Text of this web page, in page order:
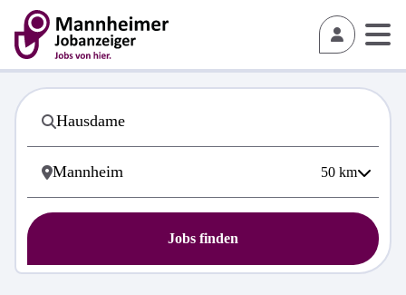
50 km
Jobs finden